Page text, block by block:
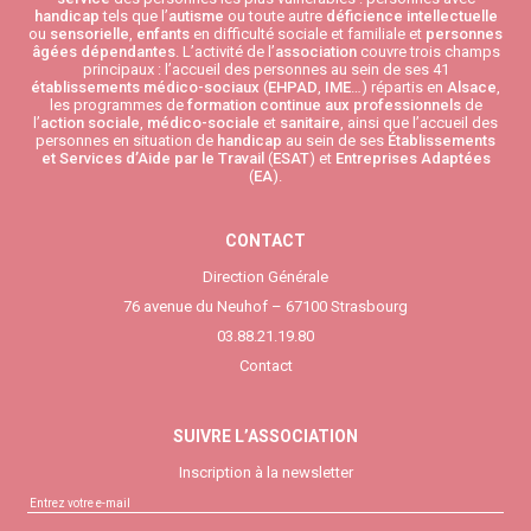
handicap tels que l’autisme ou toute autredéficience intellectuelle
ou sensorielle, enfants en difficulté sociale et familiale et personnes
âgées dépendantes. L’activité de l’associationcouvre trois champs
principaux : l’accueil des personnes au sein de ses 41
établissements médico-sociaux (EHPAD, IME…) répartis en Alsace,
les programmes de formation continue aux professionnelsde
l’action sociale, médico-sociale et sanitaire, ainsi que l’accueil des
personnes en situation de handicap au sein de ses Établissements
et Services d’Aide par le Travail (ESAT) et Entreprises Adaptées
(EA).
CONTACT
Direction Générale
76 avenue du Neuhof – 67100 Strasbourg
03.88.21.19.80
Contact
SUIVRE L’ASSOCIATION
Inscription à la newsletter